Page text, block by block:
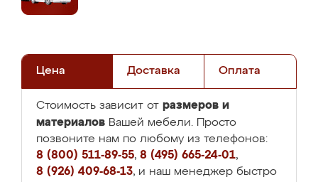
Цена Доставка Оплата
Стоимость зависит от размеров и
материалов Вашей мебели. Просто
позвоните нам по любому из телефонов:
8 (800) 511-89-55, 8 (495) 665-24-01,
8 (926) 409-68-13, и наш менеджер быстро